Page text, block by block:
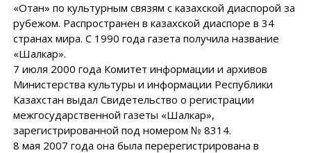
«Отан» по культурным связям с казахской диаспорой за
рубежом. Распространен в казахской диаспоре в 34
странах мира. С 1990 года газета получила название
«Шалкар».
7 июля 2000 года Комитет информации и архивов
Министерства культуры и информации Республики
Казахстан выдал Свидетельство о регистрации
межгосударственной газеты «Шалкар»,
зарегистрированной под номером № 8314.
8 мая 2007 года она была перерегистрирована в